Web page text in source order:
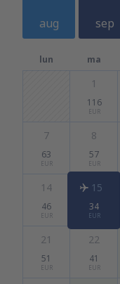
aug sep
lun ma
1
116
EUR
7
63
EUR
8
57
EUR
14
46
EUR
15
34
EUR
21
51
EUR
22
41
EUR